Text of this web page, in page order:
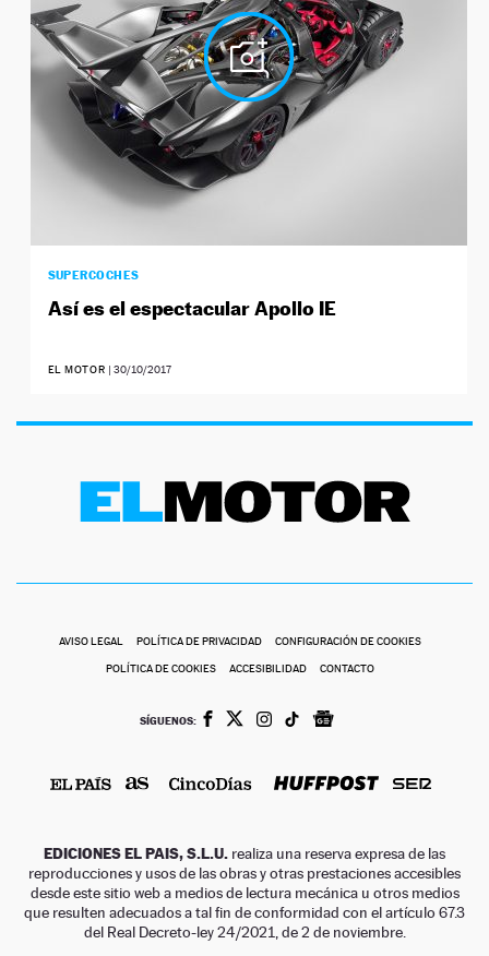
SUPERCOCHES
Así es el espectacular Apollo IE
EL MOTOR | 30/10/2017
AVISO LEGAL POLÍTICA DE PRIVACIDAD CONFIGURACIÓN DE COOKIES
POLÍTICA DE COOKIES ACCESIBILIDAD CONTACTO
SÍGUENOS:
EDICIONES EL PAIS, S.L.U. realiza una reserva expresa de las
reproducciones y usos de las obras y otras prestaciones accesibles
desde este sitio web a medios de lectura mecánica u otros medios
que resulten adecuados a tal fin de conformidad con el artículo 67.3
del Real Decreto-ley 24/2021, de 2 de noviembre.